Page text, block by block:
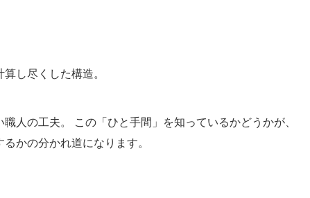
し尽くした構造。
人の工夫。 この「ひと手間」を知っているかどうかが、
かの分かれ道になります。